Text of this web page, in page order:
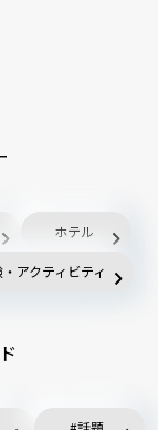
ホテル
アクティビティ